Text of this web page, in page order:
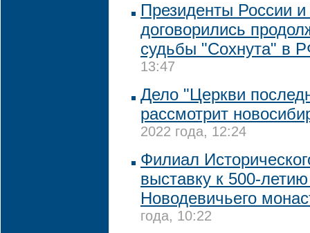
Президенты России
договорились
судьбы "Сохнута" в
13:47
Дело "Церкви
рассмотрит
2022 года, 12:24
Филиал
выставку к 500-
Новодевичьего
года, 10:22